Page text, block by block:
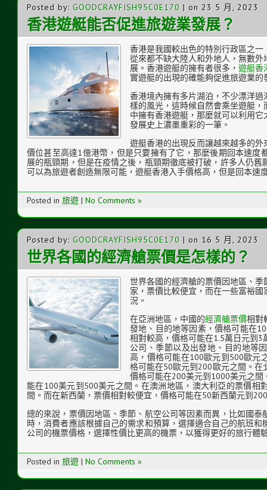
Posted by: GOODCRAYFISH95C0E170 | on 23 5 月, 2023
香港遊艇能否促進旅遊業發展？
香港是我國較出色的特別行政區之
從來都不缺大陸人和外地人，無數
展。香港遊艇的擁有者很多， 遊艇香
實遊艇的出現的確能夠促進旅遊業的
香港境內擁有多片湖泊，不少漂洋
樣的風光，這時候自然會乘坐遊艇
中擁有香港遊艇，那麼就可以利用
發展史上濃墨重彩的一筆。
遊艇香港的出現反而讓越來越多的
價位甚至高達1億港幣，但是只要擁有了它，那麼後期回本速度
展的瓶頸期，但是在疫情之後，瓶頸期徹底被打破，許多人仍
可以為旅遊者創造無限可能，遊艇香港入手價格高，但是回本速
Posted in 旅遊 | No Comments »
Posted by: GOODCRAYFISH95C0E170 | on 16 5 月, 2023
世界各國的經濟艙票價是怎樣的？
世界各國的經濟艙的票價因地區、
家，票價比較便宜，而在一些富裕
況。
在亞洲地區，中國的經濟艙票價相對
發地、目的地等因素，價格可能在
相對較高，價格可能在1.5萬日元到
公司、季節以及出發地、目的地等
高，價格可能在100歐元到500歐元
格可能在50歐元到200歐元之間。
價格可能在200美元到1000美元之
能在100美元到500美元之間。在澳洲地區，澳大利亞的票價相
間。而在新西蘭，票價相對較便宜，價格可能在50新西蘭元到
總的來說，票價因地區、季節、航空公司等因素而異，比如國
時，消費者應該根據自己的需求和預算，選擇適合自己的航班
公司的機票價格，選擇性價比更高的機票，以獲得更好的旅行體
Posted in 旅遊 | No Comments »